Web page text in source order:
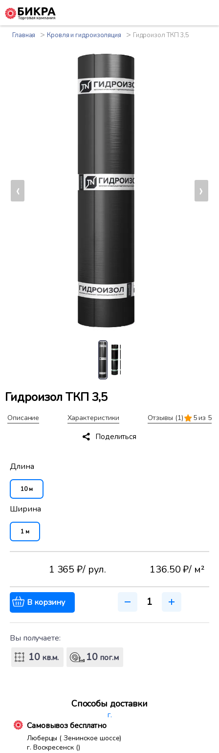
Главная >Кровля и гидроизоляция > Гидроизол ТКП 3,5
‹ ›
Гидроизол ТКП 3,5
Описание Характеристики Отзывы (1) 5 из 5
Поделиться
Длина
10 м
Ширина
1 м
1 365 ₽/ рул. 136.50 ₽/ м²
В корзину
Вы получаете:
10кв.м. 10 пог.м
Способы доставки
г.
Самовывоз бесплатно
Люберцы ( Зенинское шоссе)
г. Воскресенск ()